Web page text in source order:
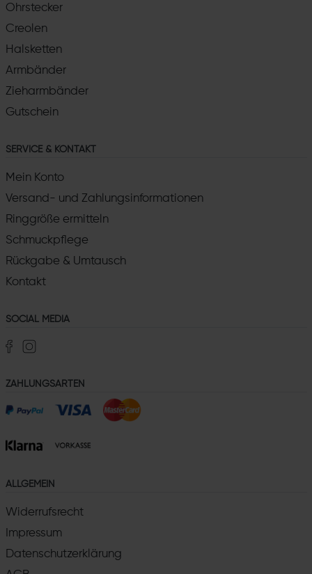
Ohrstecker
Creolen
Halsketten
Armbänder
Zieharmbänder
Gutschein
SERVICE & KONTAKT
Mein Konto
Versand- und Zahlungsinformationen
Ringgröße ermitteln
Schmuckpflege
Rückgabe & Umtausch
Kontakt
SOCIAL MEDIA
ZAHLUNGSARTEN
ALLGEMEIN
Widerrufsrecht
Impressum
Datenschutzerklärung